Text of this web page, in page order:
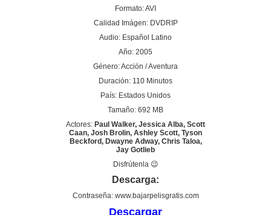
Formato: AVI
Calidad Imágen: DVDRIP
Audio: Español Latino
Año: 2005
Género: Acción / Aventura
Duración: 110 Minutos
País: Estados Unidos
Tamaño: 692 MB
Actores: Paul Walker, Jessica Alba, Scott
Caan, Josh Brolin, Ashley Scott, Tyson
Beckford, Dwayne Adway, Chris Taloa,
Jay Gotlieb
Disfrútenla 😉
Descarga:
Contraseña: www.bajarpelisgratis.com
Descargar